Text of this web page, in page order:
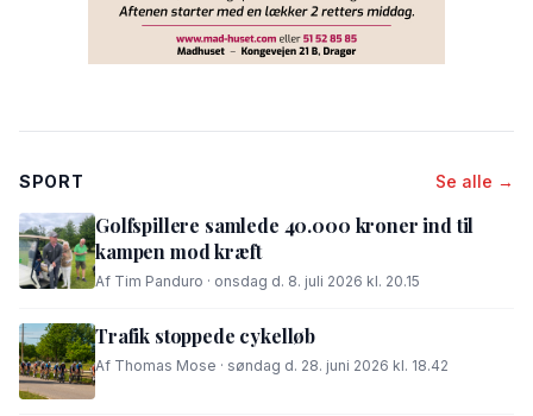
SPORT Se alle →
Golfspillere samlede 40.000 kroner ind til
kampen mod kræft
Af Tim Panduro · onsdag d. 8. juli 2026 kl. 20.15
Trafik stoppede cykelløb
Af Thomas Mose · søndag d. 28. juni 2026 kl. 18.42